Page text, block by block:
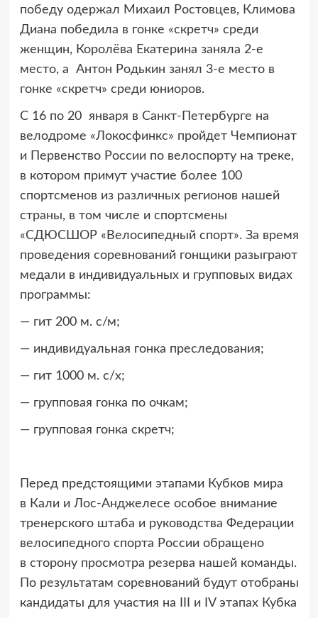
победу одержал Михаил Ростовцев, Климова
Диана победила в гонке «скретч» среди
женщин, Королёва Екатерина заняла 2-е
место, а Антон Родькин занял 3-е место в
гонке «скретч» среди юниоров.
С 16 по 20 января в Санкт-Петербурге на
велодроме «Локосфинкс» пройдет Чемпионат
и Первенство России по велоспорту на треке,
в котором примут участие более 100
спортсменов из различных регионов нашей
страны, в том числе и спортсмены
«СДЮСШОР «Велосипедный спорт». За время
проведения соревнований гонщики разыграют
медали в индивидуальных и групповых видах
программы:
— гит 200 м. с/м;
— индивидуальная гонка преследования;
— гит 1000 м. с/х;
— групповая гонка по очкам;
— групповая гонка скретч;
Перед предстоящими этапами Кубков мира
в Кали и Лос-Анджелесе особое внимание
тренерского штаба и руководства Федерации
велосипедного спорта России обращено
в сторону просмотра резерва нашей команды.
По результатам соревнований будут отобраны
кандидаты для участия на III и IV этапах Кубка